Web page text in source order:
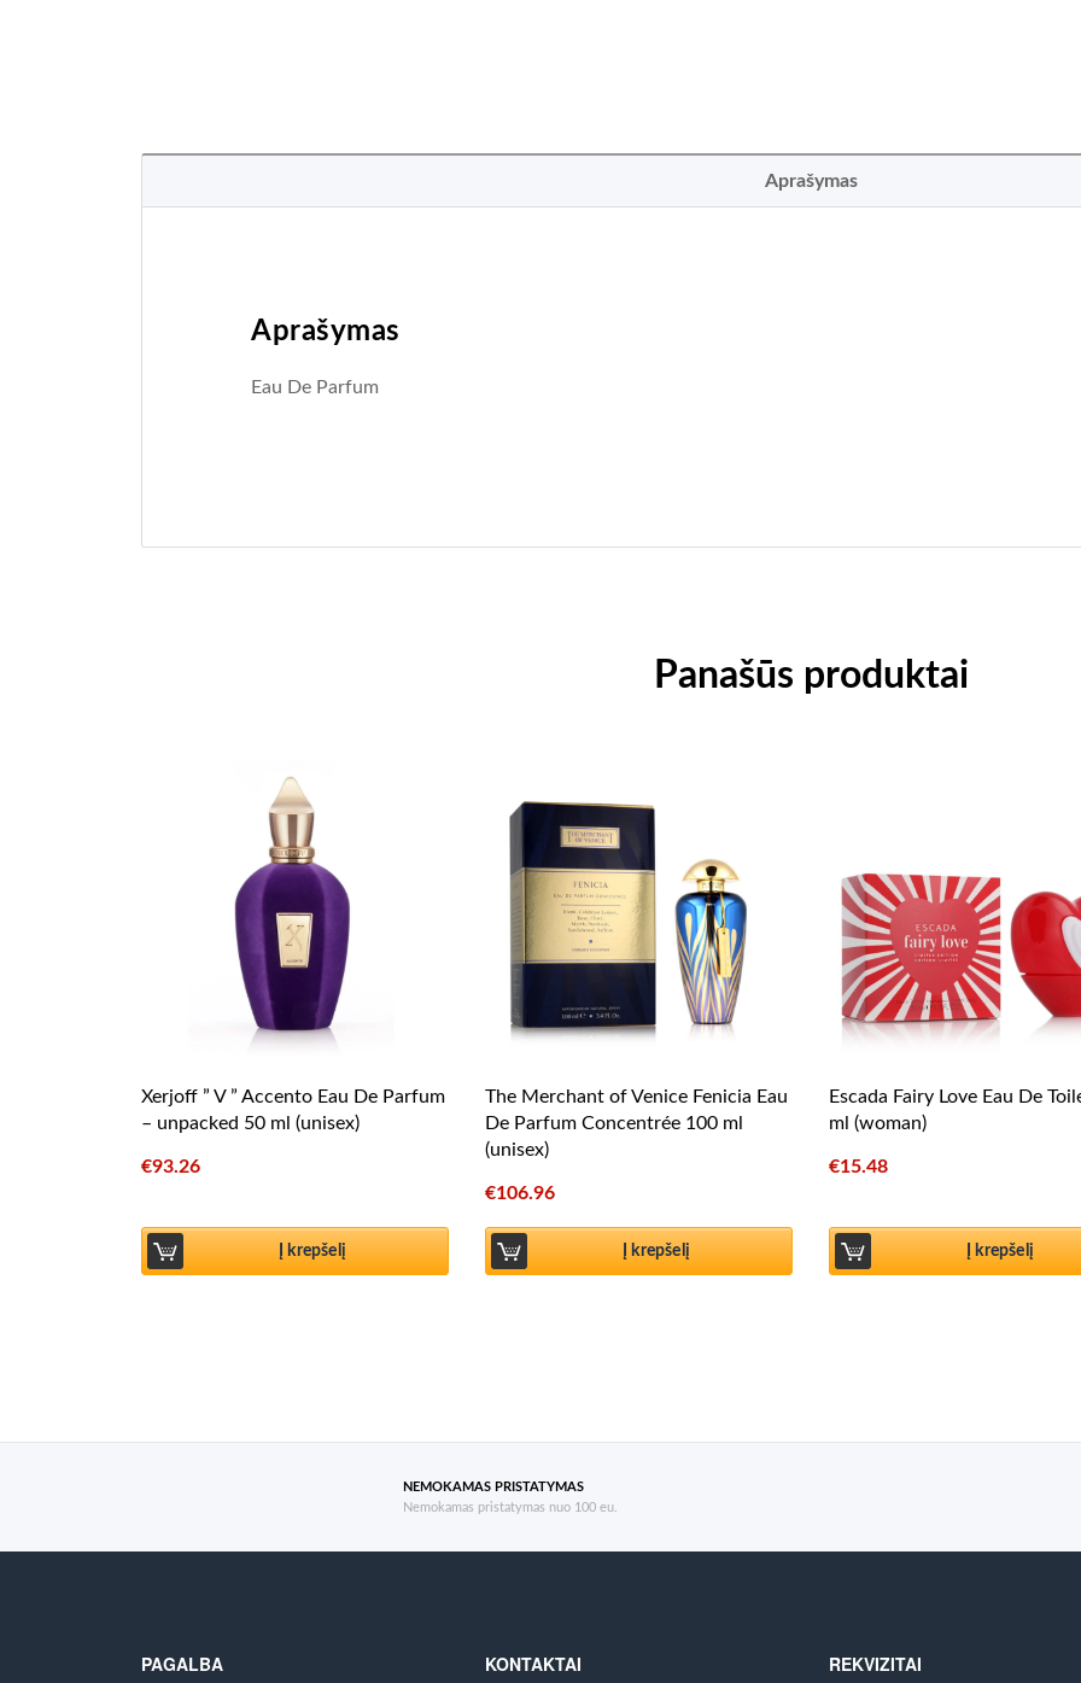
Aprašymas
Aprašymas
Eau De Parfum
Panašūs produktai
Xerjoff ” V ” Accento Eau De Parfum
– unpacked 50 ml (unisex)
€93.26
Į krepšelį
The Merchant of Venice Fenicia Eau
De Parfum Concentrée 100 ml
(unisex)
€106.96
Į krepšelį
Escada Fairy Love Eau De
ml (woman)
€15.48
Į krepšelį
NEMOKAMAS PRISTATYMAS
Nemokamas pristatymas nuo 100 eu.
PAGALBA KONTAKTAI REKVIZITAI